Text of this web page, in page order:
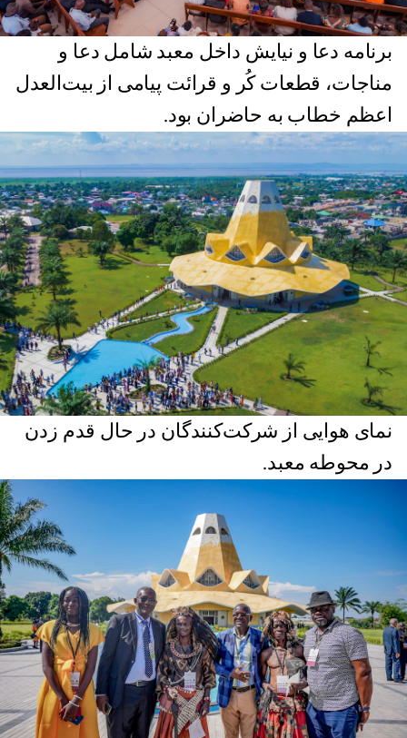
برنامه‌‌ دعا و نیایش داخل معبد شامل دعا و
مناجات، قطعات کُر و قرائت پیامی از بیت‌العدل
اعظم خطاب به حاضران بود.
نمای هوایی از شرکت‌کنندگان در حال قدم زدن
در محوطه معبد.